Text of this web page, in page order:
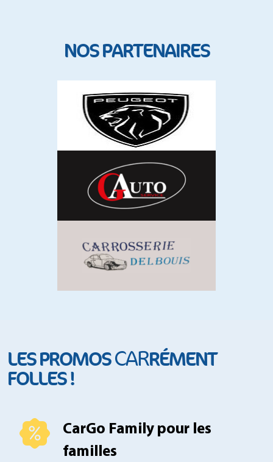
NOS PARTENAIRES
LES PROMOSCARRÉMENT
FOLLES !
CarGo Family pour les
familles